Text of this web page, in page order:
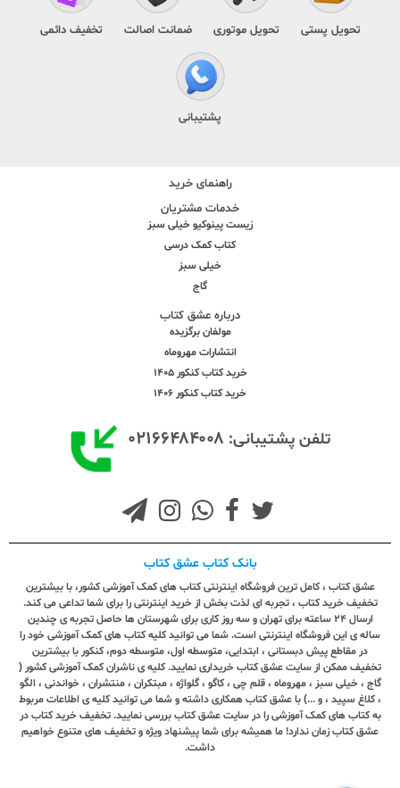
تحویل پستی تحویل موتوری ضمانت اصالت تخفیف دائمی
پشتیبانی
راهنمای خرید
خدمات مشتریان
زیست پینوکیو خیلی سبز
کتاب کمک درسی
خیلی سبز
گاج
درباره عشق کتاب
مولفان برگزیده
انتشارات مهروماه
خرید کتاب کنکور 1405
خرید کتاب کنکور 1406
تلفن پشتیبانی: ۰۲۱۶۶۴۸۴۰۰۸
بانک کتاب عشق کتاب
عشق کتاب ، کامل ترین فروشگاه اینترنتی کتاب های کمک آموزشی کشور، با بیشترین
تخفیف خرید کتاب ، تجربه ای لذت بخش از خرید اینترنتی را برای شما تداعی می کند.
ارسال ٢٤ ساعته برای تهران و سه روز کاری برای شهرستان ها حاصل تجربه ی چندین
ساله ی این فروشگاه اینترنتی است. شما می توانید کلیه کتاب های کمک آموزشی خود را
در مقاطع پیش دبستانی ، ابتدایی، متوسطه اول، متوسطه دوم، کنکور با بیشترین
تخفیف ممکن از سایت عشق کتاب خریداری نمایید. کلیه ی ناشران کمک آموزشی کشور (
گاج ، خیلی سبز ، مهروماه ، قلم چی ، کاگو ، گلواژه ، مبتکران ، منتشران ، خواندنی ، الگو
، کلاغ سپید ، و ...) با عشق کتاب همکاری داشته و شما می توانید کلیه ی اطلاعات مربوط
به کتاب های کمک آموزشی را در سایت عشق کتاب بررسی نمایید. تخفیف خرید کتاب در
عشق کتاب زمان ندارد! ما همیشه برای شما پیشنهاد ویژه و تخفیف های متنوع خواهیم
داشت.